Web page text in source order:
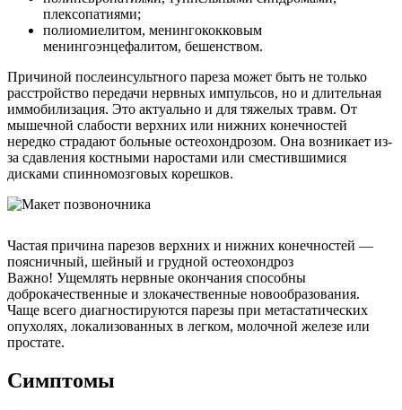
плексопатиями;
полиомиелитом, менингококковым
менингоэнцефалитом, бешенством.
Причиной послеинсультного пареза может быть не только
расстройство передачи нервных импульсов, но и длительная
иммобилизация. Это актуально и для тяжелых травм. От
мышечной слабости верхних или нижних конечностей
нередко страдают больные остеохондрозом. Она возникает из-
за сдавления костными наростами или сместившимися
дисками спинномозговых корешков.
Частая причина парезов верхних и нижних конечностей —
поясничный, шейный и грудной остеохондроз
Важно! Ущемлять нервные окончания способны
доброкачественные и злокачественные новообразования.
Чаще всего диагностируются парезы при метастатических
опухолях, локализованных в легком, молочной железе или
простате.
Симптомы